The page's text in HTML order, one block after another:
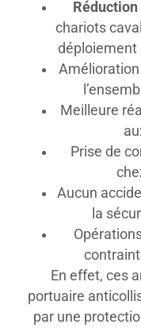
chariots
déploiement
Meilleure
Prise de
Aucun
la
En effet, ces
portuaire
par une